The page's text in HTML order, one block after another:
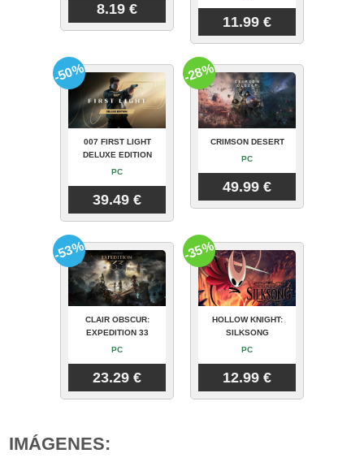
8.19 €
11.99 €
007 FIRST LIGHT
DELUXE EDITION
PC
39.49 €
-50%
CRIMSON DESERT
PC
49.99 €
-28%
CLAIR OBSCUR:
EXPEDITION 33
PC
23.29 €
-53%
HOLLOW KNIGHT:
SILKSONG
PC
12.99 €
-35%
IMÁGENES: